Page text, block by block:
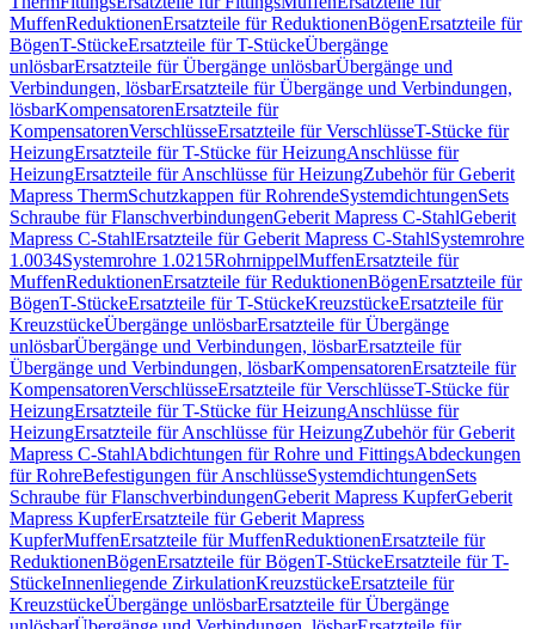
MuffenReduktionenErsatzteile für ReduktionenBögenErsatzteile für
BögenT-StückeErsatzteile für T-StückeÜbergänge
unlösbarErsatzteile für Übergänge unlösbarÜbergänge und
Verbindungen, lösbarErsatzteile für Übergänge und Verbindungen,
lösbarKompensatorenErsatzteile für
KompensatorenVerschlüsseErsatzteile für VerschlüsseT-Stücke für
HeizungErsatzteile für T-Stücke für HeizungAnschlüsse für
HeizungErsatzteile für Anschlüsse für HeizungZubehör für Geberit
Mapress ThermSchutzkappen für RohrendeSystemdichtungenSets
Schraube für FlanschverbindungenGeberit Mapress C-StahlGeberit
Mapress C-StahlErsatzteile für Geberit Mapress C-StahlSystemrohre
1.0034Systemrohre 1.0215RohrnippelMuffenErsatzteile für
MuffenReduktionenErsatzteile für ReduktionenBögenErsatzteile für
BögenT-StückeErsatzteile für T-StückeKreuzstückeErsatzteile für
KreuzstückeÜbergänge unlösbarErsatzteile für Übergänge
unlösbarÜbergänge und Verbindungen, lösbarErsatzteile für
Übergänge und Verbindungen, lösbarKompensatorenErsatzteile für
KompensatorenVerschlüsseErsatzteile für VerschlüsseT-Stücke für
HeizungErsatzteile für T-Stücke für HeizungAnschlüsse für
HeizungErsatzteile für Anschlüsse für HeizungZubehör für Geberit
Mapress C-StahlAbdichtungen für Rohre und FittingsAbdeckungen
für RohreBefestigungen für AnschlüsseSystemdichtungenSets
Schraube für FlanschverbindungenGeberit Mapress KupferGeberit
Mapress KupferErsatzteile für Geberit Mapress
KupferMuffenErsatzteile für MuffenReduktionenErsatzteile für
ReduktionenBögenErsatzteile für BögenT-StückeErsatzteile für T-
StückeInnenliegende ZirkulationKreuzstückeErsatzteile für
KreuzstückeÜbergänge unlösbarErsatzteile für Übergänge